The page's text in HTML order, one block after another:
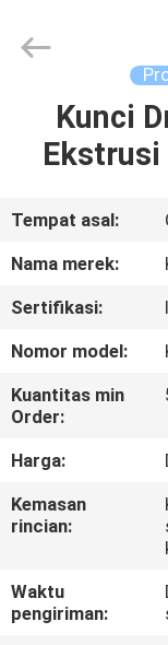
RUMAH
TAMPILAN
VR
TENTANG
KAMI
TUR
PABRIK
KONTROL
KUALITAS
Rights
Kunci
Tempat asal:
Nama merek:
Sertifikasi:
Nomor model:
Kuantitas min
Order:
Harga:
Kemasan
rincian:
Waktu
pengiriman: